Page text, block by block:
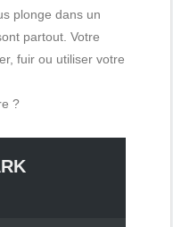
plonge dans un
partout. Votre
fuir ou utiliser votre
?